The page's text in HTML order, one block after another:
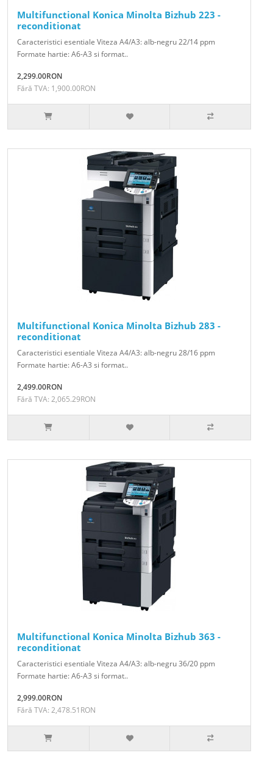
Multifunctional Konica Minolta Bizhub 223 -
reconditionat
Caracteristici esentiale Viteza A4/A3: alb-negru 22/14 ppm
Formate hartie: A6-A3 si format..
2,299.00RON
Fără TVA: 1,900.00RON
Multifunctional Konica Minolta Bizhub 283 -
reconditionat
Caracteristici esentiale Viteza A4/A3: alb-negru 28/16 ppm
Formate hartie: A6-A3 si format..
2,499.00RON
Fără TVA: 2,065.29RON
Multifunctional Konica Minolta Bizhub 363 -
reconditionat
Caracteristici esentiale Viteza A4/A3: alb-negru 36/20 ppm
Formate hartie: A6-A3 si format..
2,999.00RON
Fără TVA: 2,478.51RON